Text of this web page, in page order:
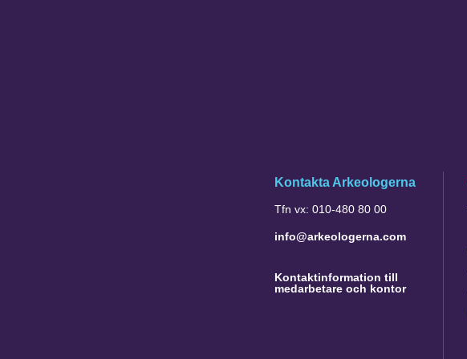
Kontakta Arkeologerna
Tfn vx: 010-480 80 00
info@arkeologerna.com
Kontaktinformation till
medarbetare och kontor